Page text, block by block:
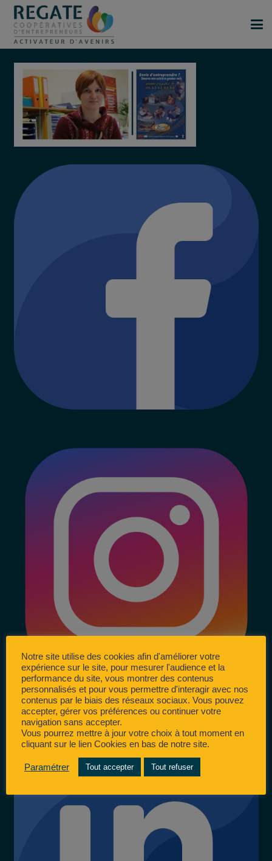
Notre site utilise des cookies afin d'améliorer votre
expérience sur le site, pour mesurer l'audience et la
performance du site, vous montrer des contenus
personnalisés et pour vous permettre d'interagir avec nos
contenus par le biais des réseaux sociaux. Vous pouvez
accepter, gérer vos préférences ou continuer votre
navigation sans accepter.
Vous pourrez mettre à jour votre choix à tout moment en
cliquant sur le lien Cookies en bas de notre site.
Paramétrer Tout accepter Tout refuser